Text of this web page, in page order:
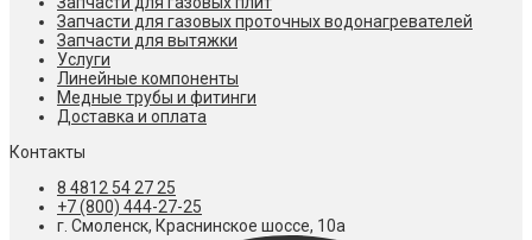
Запчасти для газовых проточных водонагревателей
Запчасти для вытяжки
Услуги
Линейные компоненты
Медные трубы и фитинги
Доставка и оплата
Контакты
8 4812 54 27 25
+7 (800) 444-27-25
г. Смоленск, Краснинское шоссе, 10а